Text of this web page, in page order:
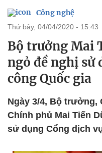
Công nghệ
thứ bảy, 04/04/2020 - 15:43
Bộ trưởng Mai
ngỏ đề nghị sử
công Quốc gia
Ngày 3/4, Bộ trưởng,
Chính phủ Mai Tiến
sử dụng Cổng dịch